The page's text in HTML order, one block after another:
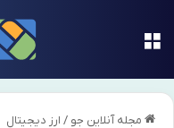
مجله آنلاین جو / ارز دیجیتال